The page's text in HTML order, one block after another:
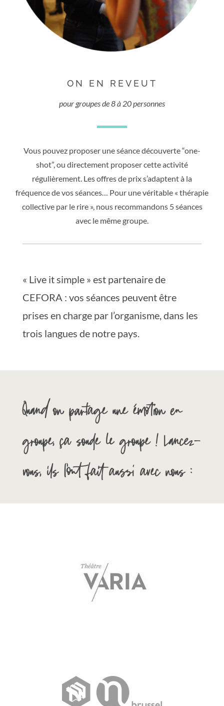
ON EN REVEUT
pour groupes de 8 à 20 personnes
Vous pouvez proposer une séance découverte “one-
shot”, ou directement proposer cette activité
régulièrement. Les offres de prix s’adaptent à la
fréquence de vos séances… Pour une véritable « thérapie
collective par le rire », nous recommandons 5 séances
avec le même groupe.
« Live it simple » est partenaire de
CEFORA : vos séances peuvent être
prises en charge par l’organisme, dans les
trois langues de notre pays.
Quand on partage une émotion en
groupe, ça soude le groupe ! Lancez-
vous, ils l’ont fait aussi avec nous :